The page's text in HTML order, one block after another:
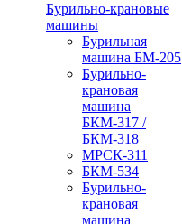
Бурильно-крановые
машины
Бурильная
машина БМ-205
Бурильно-
крановая
машина
БКМ-317 /
БКМ-318
МРСК-311
БКМ-534
Бурильно-
крановая
машина